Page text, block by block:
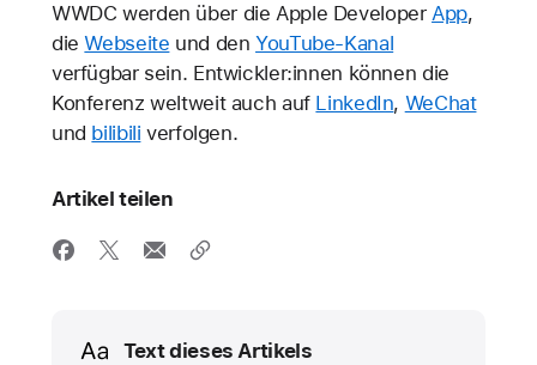
WWDC werden über die Apple DeveloperApp,
dieWebseite und denYouTube-Kanal
verfügbar sein. Entwickler:innen können die
Konferenz weltweit auch auf LinkedIn, WeChat
und bilibili verfolgen.
Artikel teilen
Media
Text dieses Artikels